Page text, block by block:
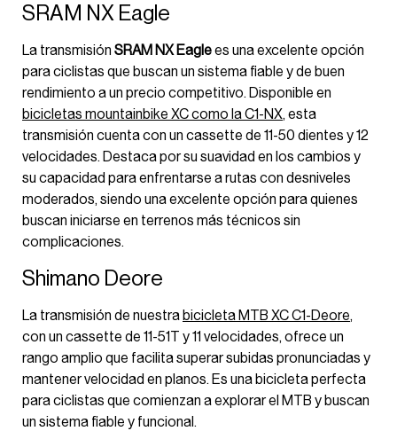
SRAM NX Eagle
La transmisión SRAM NX Eaglees una excelente opción
para ciclistas que buscan un sistema fiable y de buen
rendimiento a un precio competitivo. Disponible en
bicicletas mountainbike XC como la C1-NX, esta
transmisión cuenta con un cassette de 11-50 dientes y 12
velocidades. Destaca por su suavidad en los cambios y
su capacidad para enfrentarse a rutas con desniveles
moderados, siendo una excelente opción para quienes
buscan iniciarse en terrenos más técnicos sin
complicaciones.
Shimano Deore
La transmisión de nuestrabicicleta MTB XC C1-Deore,
con un cassette de 11-51T y 11 velocidades, ofrece un
rango amplio que facilita superar subidas pronunciadas y
mantener velocidad en planos. Es una bicicleta perfecta
para ciclistas que comienzan a explorar el MTB y buscan
un sistema fiable y funcional.